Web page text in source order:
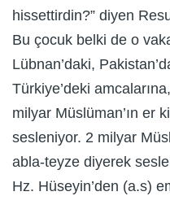
hissettirdin?” diyen
Bu çocuk belki de o
Lübnan’daki,
Türkiye’deki
milyar Müslüman’ın er
sesleniyor. 2 milyar
abla-teyze diyerek
Hz. Hüseyin’den (a.s)